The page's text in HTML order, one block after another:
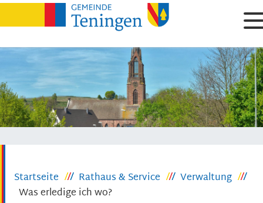
Startseite Rathaus & Service
Verwaltung
Was erledige ich wo?